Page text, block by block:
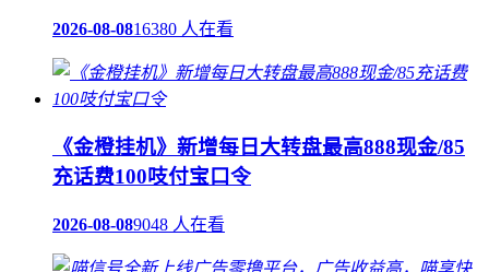
2026-08-0816380 人在看
《金橙挂机》新增每日大转盘最高888现金/85
充话费100吱付宝口令
2026-08-089048 人在看